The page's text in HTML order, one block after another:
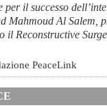
il successo
Mahmoud Al Salem,
il Reconstructive
PeaceLink